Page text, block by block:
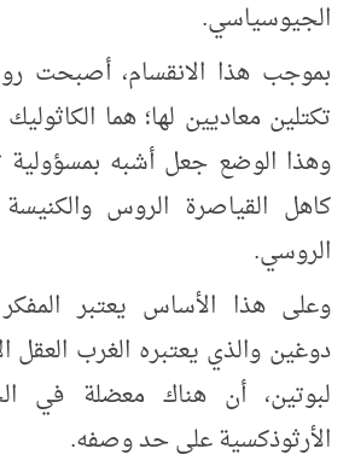
الجيوسياسي.
بموجب هذا الانقسام، أصبحت
تكتلين معاديين لها؛ هما
وهذا الوضع جعل أشبه بمسؤولية
كاهل القياصرة الروس
الروسي.
وعلى هذا الأساس يعتبر
دوغين والذي يعتبره الغرب العقل
لبوتين، أن هناك معضلة في
الأرثوذكسية على حد وصفه.